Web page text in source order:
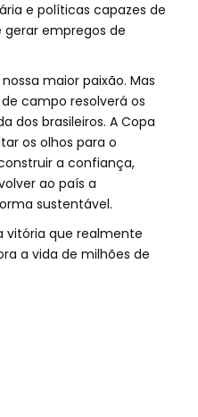
e políticas capazes de
empregos de
maior paixão. Mas
campo resolverá os
dos brasileiros. A Copa
os olhos para o
a confiança,
ao país a
sustentável.
vitória que realmente
a vida de milhões de